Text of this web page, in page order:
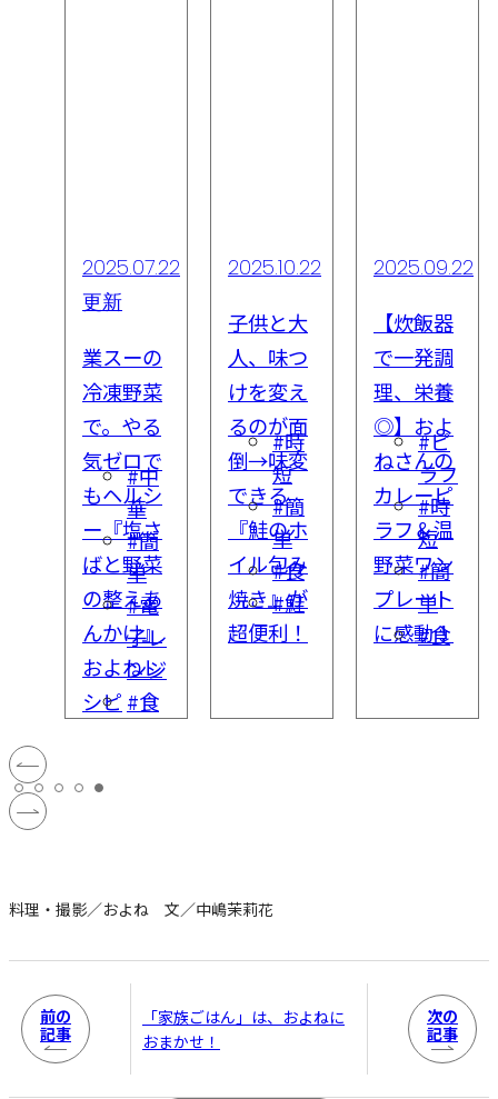
2025.10.22
子供と大
人、味つ
けを変え
るのが面
倒→味変
できる
『鮭のホ
イル包み
焼き』が
超便利！
#時
短
#簡
単
#食
#鮭
2025.09.22
【炊飯器
で一発調
理、栄養
◎】およ
ねさんの
カレーピ
ラフ＆温
野菜ワン
プレート
に感動！
#ピ
ラフ
#時
短
#簡
単
#食
2025.08.22
献立考え
るのしん
どい…を
爆速解決
『万能薬
味だれ』
5日分の
おかずに
使えるお
よねレシ
#簡
単
#電
子レ
ンジ
#食
料理・撮影／およね 文／中嶋茉莉花
前の
記事
「家族ごはん」は、およねに
おまかせ！
次の
記事